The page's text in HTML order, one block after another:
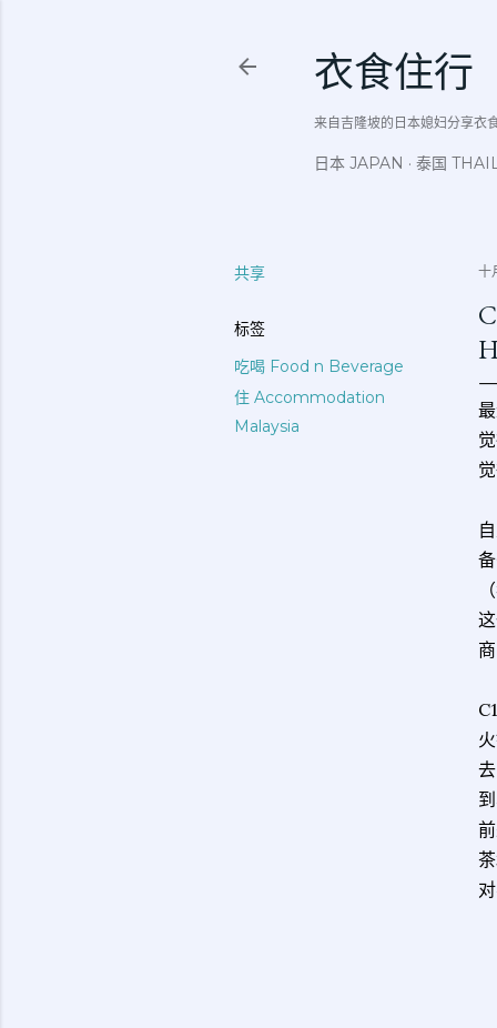
衣食住行
来自吉隆坡的日本媳妇分享
日本 JAPAN 泰国
共享
标签
吃喝 Food n Beverage
住 Accommodation
Malaysia
十